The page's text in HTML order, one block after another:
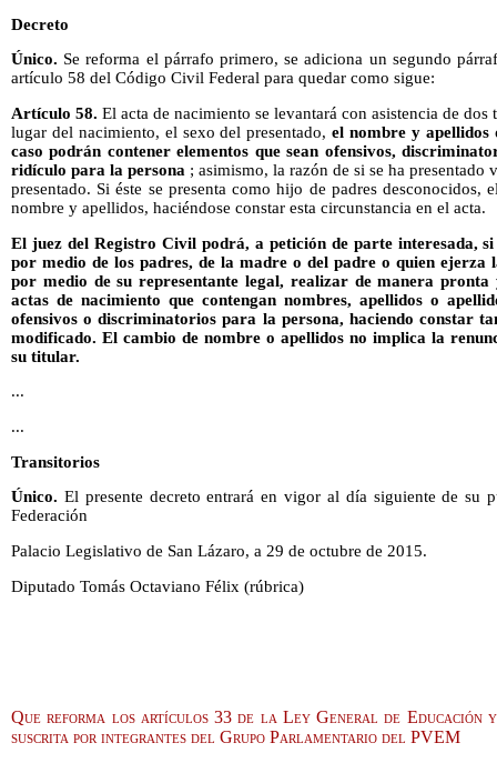
Decreto
Único. Se reforma el párrafo primero, se adiciona un segundo
artículo 58 del Código Civil Federal para quedar como sigue:
Artículo 58. El acta de nacimiento se levantará con asistencia de
lugar del nacimiento, el sexo del presentado,el nombre y apellidos
caso podrán contener elementos que sean ofensivos,
ridículo para la persona ; asimismo, la razón de si se ha
presentado. Si éste se presenta como hijo de padres
nombre y apellidos, haciéndose constar esta circunstancia en el acta.
El juez del Registro Civil podrá, a petición de parte interesada,
por medio de los padres, de la madre o del padre o quien ejerza
por medio de su representante legal, realizar de manera pronta
actas de nacimiento que contengan nombres, apellidos o
ofensivos o discriminatorios para la persona, haciendo constar
modificado. El cambio de nombre o apellidos no implica la
su titular.
...
...
Transitorios
Único. El presente decreto entrará en vigor al día siguiente de
Federación
Palacio Legislativo de San Lázaro, a 29 de octubre de 2015.
Diputado Tomás Octaviano Félix (rúbrica)
Que reforma los artículos 33 de la Ley General de Educación
suscrita por integrantes del Grupo Parlamentario del PVEM